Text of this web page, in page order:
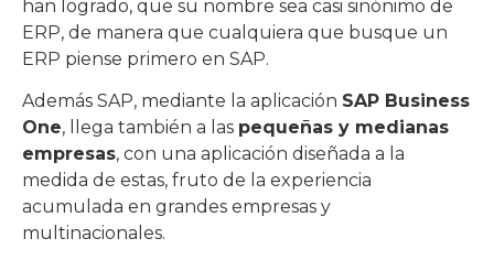
han logrado, que su nombre sea casi sinónimo de
ERP, de manera que cualquiera que busque un
ERP piense primero en SAP.
Además SAP, mediante la aplicación SAP Business
One, llega también a las pequeñas y medianas
empresas, con una aplicación diseñada a la
medida de estas, fruto de la experiencia
acumulada en grandes empresas y
multinacionales.